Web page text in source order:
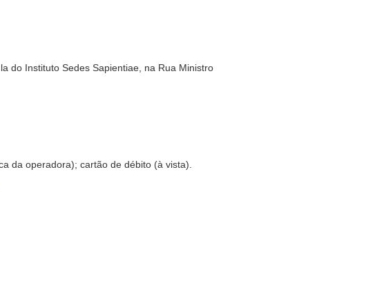
do Instituto Sedes Sapientiae, na Rua Ministro
da operadora); cartão de débito (à vista).